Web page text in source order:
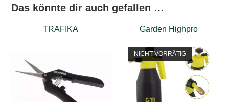
Das könnte dir auch gefallen …
TRAFIKA Garden Highpro
NICHT VORRÄTIG